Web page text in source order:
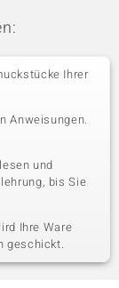
Ihrer
Anweisungen.
und
bis Sie
Ihre Ware
geschickt.